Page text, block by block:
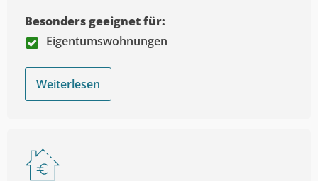
Besonders geeignet für:
Eigentumswohnungen
Weiterlesen